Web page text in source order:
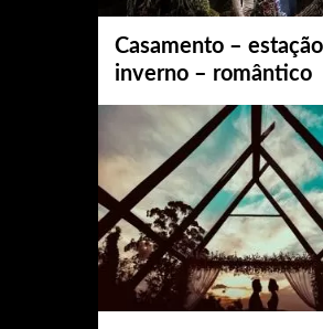
Casamento –
inverno – romântico